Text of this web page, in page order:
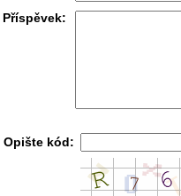
Příspěvek:
Opište kód: